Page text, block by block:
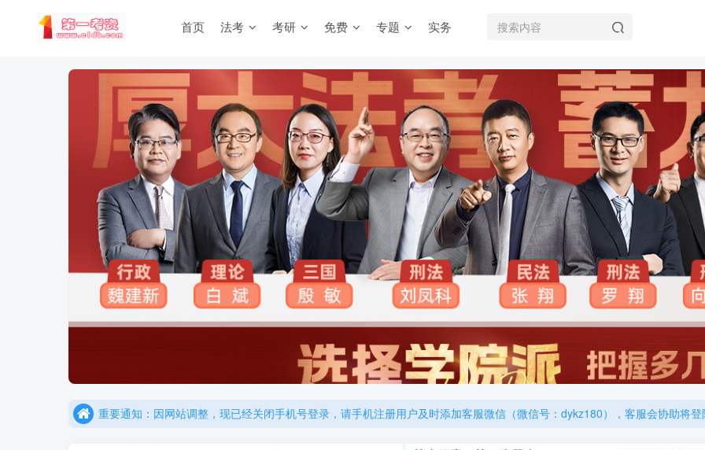
首页 法考 考研 免费 专题 实务
重要通知：因网站调整，现已经关闭手机号登录，请手机注册用户及时添加客服微信（微信号：dykz180），客服会协助将
更新提示：已经更新部分机构主观题法考资料，推荐厚大的考点清单，高清版，特别适合学习！
重要通知：因网站调整，现已经关闭手机号登录，请手机注册用户及时添加客服微信（微信号：dykz180），客服会协助将